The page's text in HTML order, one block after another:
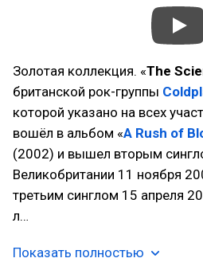
Золотая коллекция. «The
британской рок-группы
которой указано на всех
вошёл в альбом «A Rush of
(2002) и вышел вторым
Великобритании 11 ноября
третьим синглом 15 апреля
л…
Показать полностью